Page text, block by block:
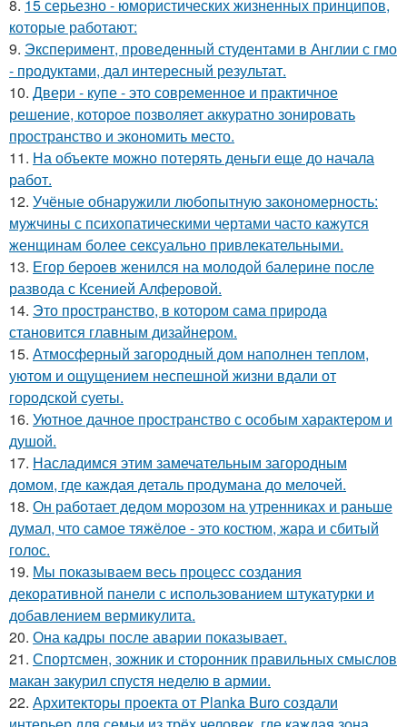
8. 15 серьезно - юмористических жизненных принципов,
которые работают:
9. Эксперимент, проведенный студентами в Англии с гмо
- продуктами, дал интересный результат.
10. Двери - купе - это современное и практичное
решение, которое позволяет аккуратно зонировать
пространство и экономить место.
11. На объекте можно потерять деньги еще до начала
работ.
12. Учёные обнаружили любопытную закономерность:
мужчины с психопатическими чертами часто кажутся
женщинам более сексуально привлекательными.
13. Егор бероев женился на молодой балерине после
развода с Ксенией Алферовой.
14. Это пространство, в котором сама природа
становится главным дизайнером.
15. Атмосферный загородный дом наполнен теплом,
уютом и ощущением неспешной жизни вдали от
городской суеты.
16. Уютное дачное пространство с особым характером и
душой.
17. Насладимся этим замечательным загородным
домом, где каждая деталь продумана до мелочей.
18. Он работает дедом морозом на утренниках и раньше
думал, что самое тяжёлое - это костюм, жара и сбитый
голос.
19. Мы показываем весь процесс создания
декоративной панели с использованием штукатурки и
добавлением вермикулита.
20. Она кадры после аварии показывает.
21. Спортсмен, зожник и сторонник правильных смыслов
макан закурил спустя неделю в армии.
22. Архитекторы проекта от Planka Buro создали